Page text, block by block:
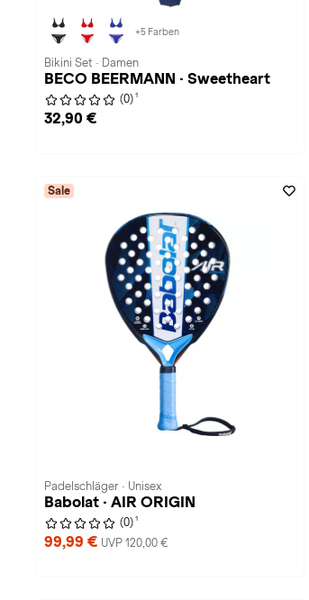
+5 Farben
Bikini Set · Damen
BECO BEERMANN · Sweetheart
(0) 1
32,90 €
Sale
Padelschläger · Unisex
Babolat · AIR ORIGIN
(0) 1
99,99 € UVP 120,00 €